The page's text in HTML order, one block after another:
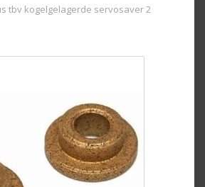
tbv kogelgelagerde servosaver 2